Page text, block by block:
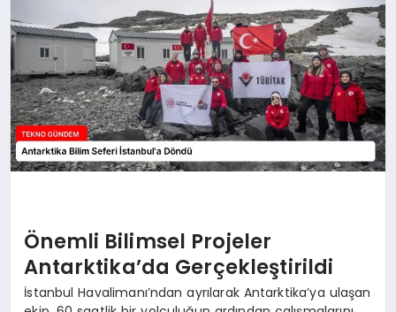
Önemli Bilimsel Projeler
Antarktika’da Gerçekleştirildi
İstanbul Havalimanı’ndan ayrılarak Antarktika’ya ulaşan